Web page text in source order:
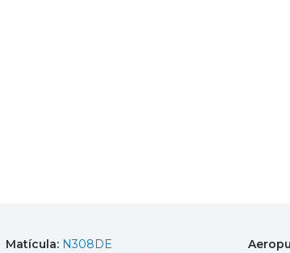
Matícula: N308DE